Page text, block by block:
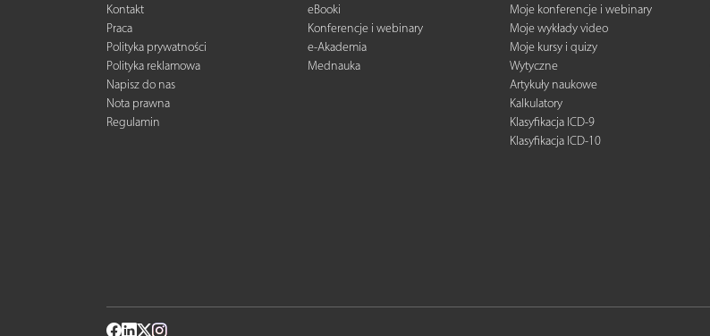
Kontakt
Praca
Polityka prywatności
Polityka reklamowa
Napisz do nas
Nota prawna
Regulamin
eBooki
Konferencje i webinary
e-Akademia
Mednauka
Moje konferencje i webinary
Moje wykłady video
Moje kursy i quizy
Wytyczne
Artykuły naukowe
Kalkulatory
Klasyfikacja ICD-9
Klasyfikacja ICD-10